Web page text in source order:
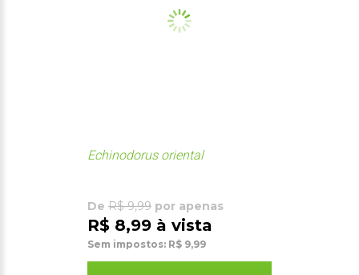
Echinodorus oriental
De R$ 9,99 por apenas
R$ 8,99 à vista
Sem impostos: R$ 9,99